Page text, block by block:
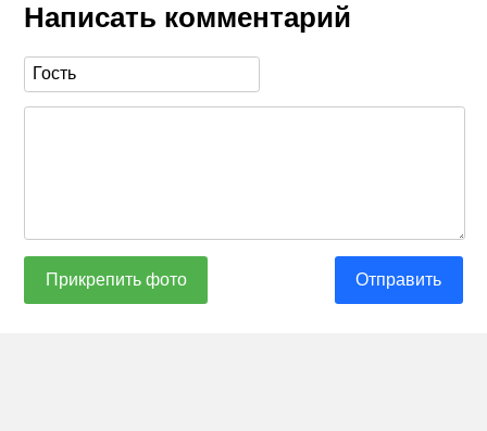
Написать комментарий
Прикрепить фото Отправить